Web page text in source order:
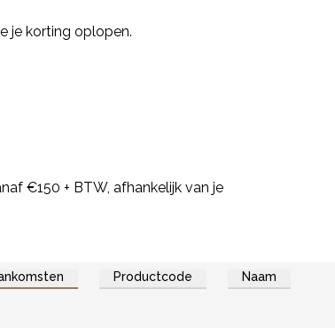
je korting oplopen.
€150 + BTW, afhankelijk van je
Productcode Naam